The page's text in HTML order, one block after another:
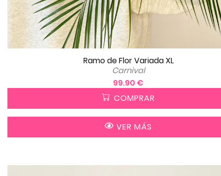
Ramo de Flor Variada XL
Carnival
99.90 €
COMPRAR
VER MÁS